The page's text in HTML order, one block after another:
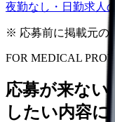
夜勤なし・日勤求人
※ 応募前に掲載元の
FOR MEDICAL
応募が来ない
したい内容に